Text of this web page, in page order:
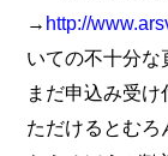
→ http://
いての不十分
まだ申込み受
ただけるとむろ